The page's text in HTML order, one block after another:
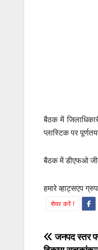
बैठक में
प्लास्टिक पर
बैठक में डीएफओ
हमारे व्हाट्सएप
शेयर करें !
Post
जनपद स्तर